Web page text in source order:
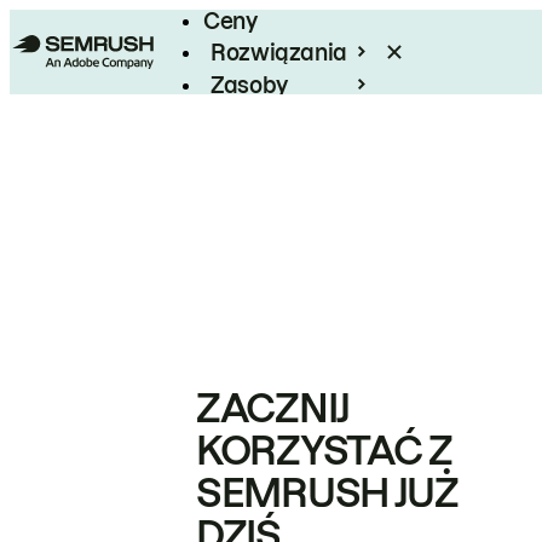
Ceny
Rozwiązania
Zasoby
ZACZNIJ
KORZYSTAĆ Z
SEMRUSH JUŻ